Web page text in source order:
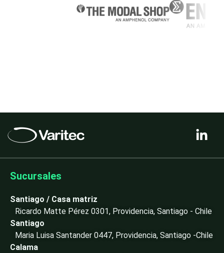
i
k
n
i
Sucursales
Santiago / Casa matriz
Ricardo Matte Pérez 0301, Providencia, Santiago - Chile
Santiago
Maria Luisa Santander 0447, Providencia, Santiago -Chile
Calama